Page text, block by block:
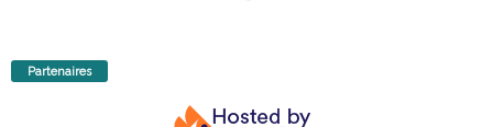
Partenaires